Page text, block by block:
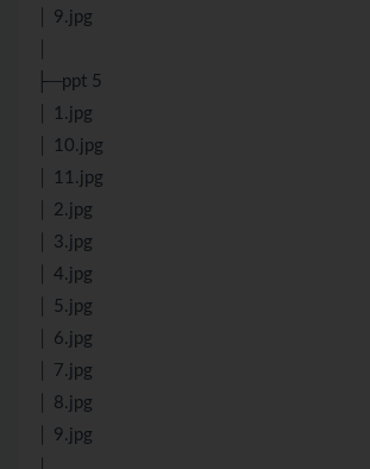
│ 9.jpg
├─ppt 5
│ 1.jpg
│ 10.jpg
│ 11.jpg
│ 2.jpg
│ 3.jpg
│ 4.jpg
│ 5.jpg
│ 6.jpg
│ 7.jpg
│ 8.jpg
│ 9.jpg